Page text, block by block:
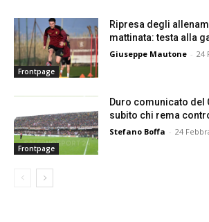
Frontpage
Ripresa degli
mattinata: testa alla
Giuseppe Mautone - 24
Frontpage
Duro comunicato del
subito chi rema
Stefano Boffa - 24